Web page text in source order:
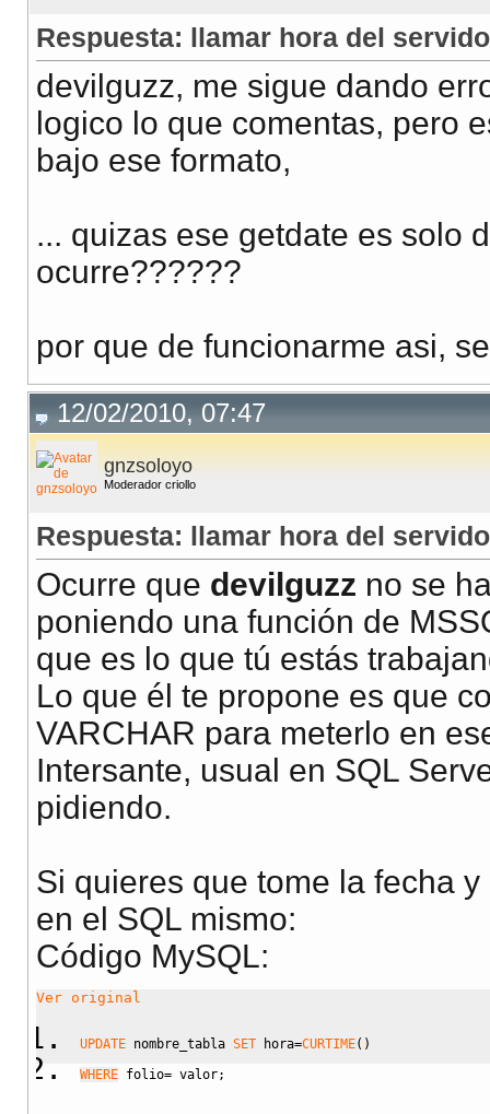
Respuesta: llamar hora del
devilguzz, me sigue dando
logico lo que comentas, pero
bajo ese formato,
... quizas ese getdate es solo
ocurre??????
por que de funcionarme asi,
12/02/2010, 07:47
gnzsoloyo
Moderador criollo
Respuesta: llamar hora del
Ocurre que devilguzz no se
poniendo una función de
que es lo que tú estás
Lo que él te propone es que
VARCHAR para meterlo en
Intersante, usual en SQL
pidiendo.
Si quieres que tome la fecha
en el SQL mismo:
Código MySQL:
Ver original
UPDATE nombre_tabla SET hora=CURTIME( )
WHERE folio= valor;